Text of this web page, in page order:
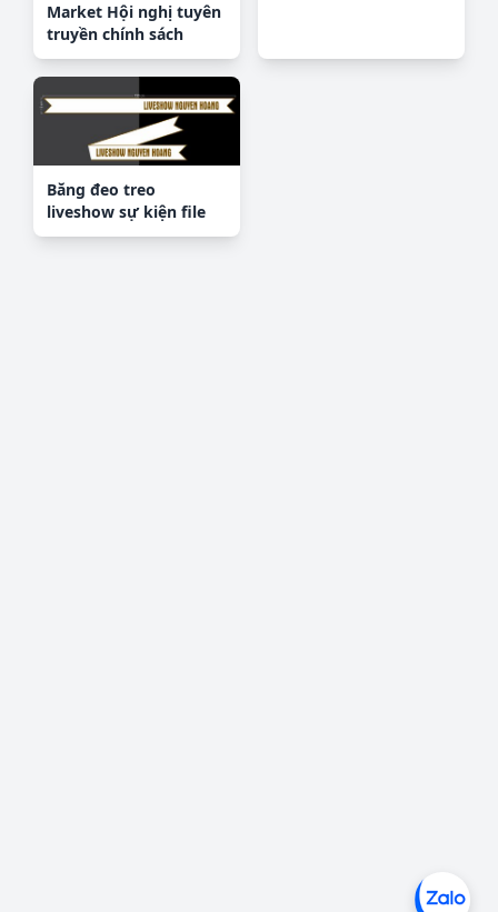
Market Hội nghị tuyên
truyền chính sách
BHXH
Băng đeo treo
liveshow sự kiện file
corel